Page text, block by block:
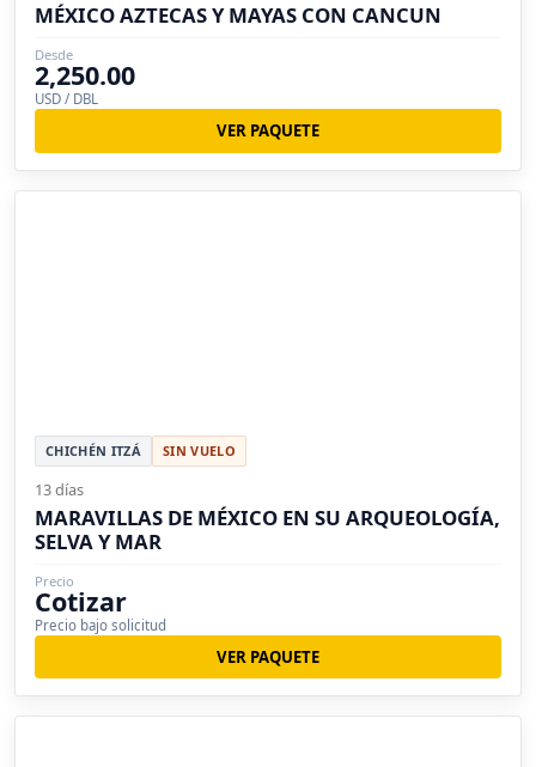
MÉXICO AZTECAS Y MAYAS CON CANCUN
Desde
2,250.00
USD / DBL
VER PAQUETE
CHICHÉN ITZÁ SIN VUELO
13 días
MARAVILLAS DE MÉXICO EN SU ARQUEOLOGÍA,
SELVA Y MAR
Precio
Cotizar
Precio bajo solicitud
VER PAQUETE